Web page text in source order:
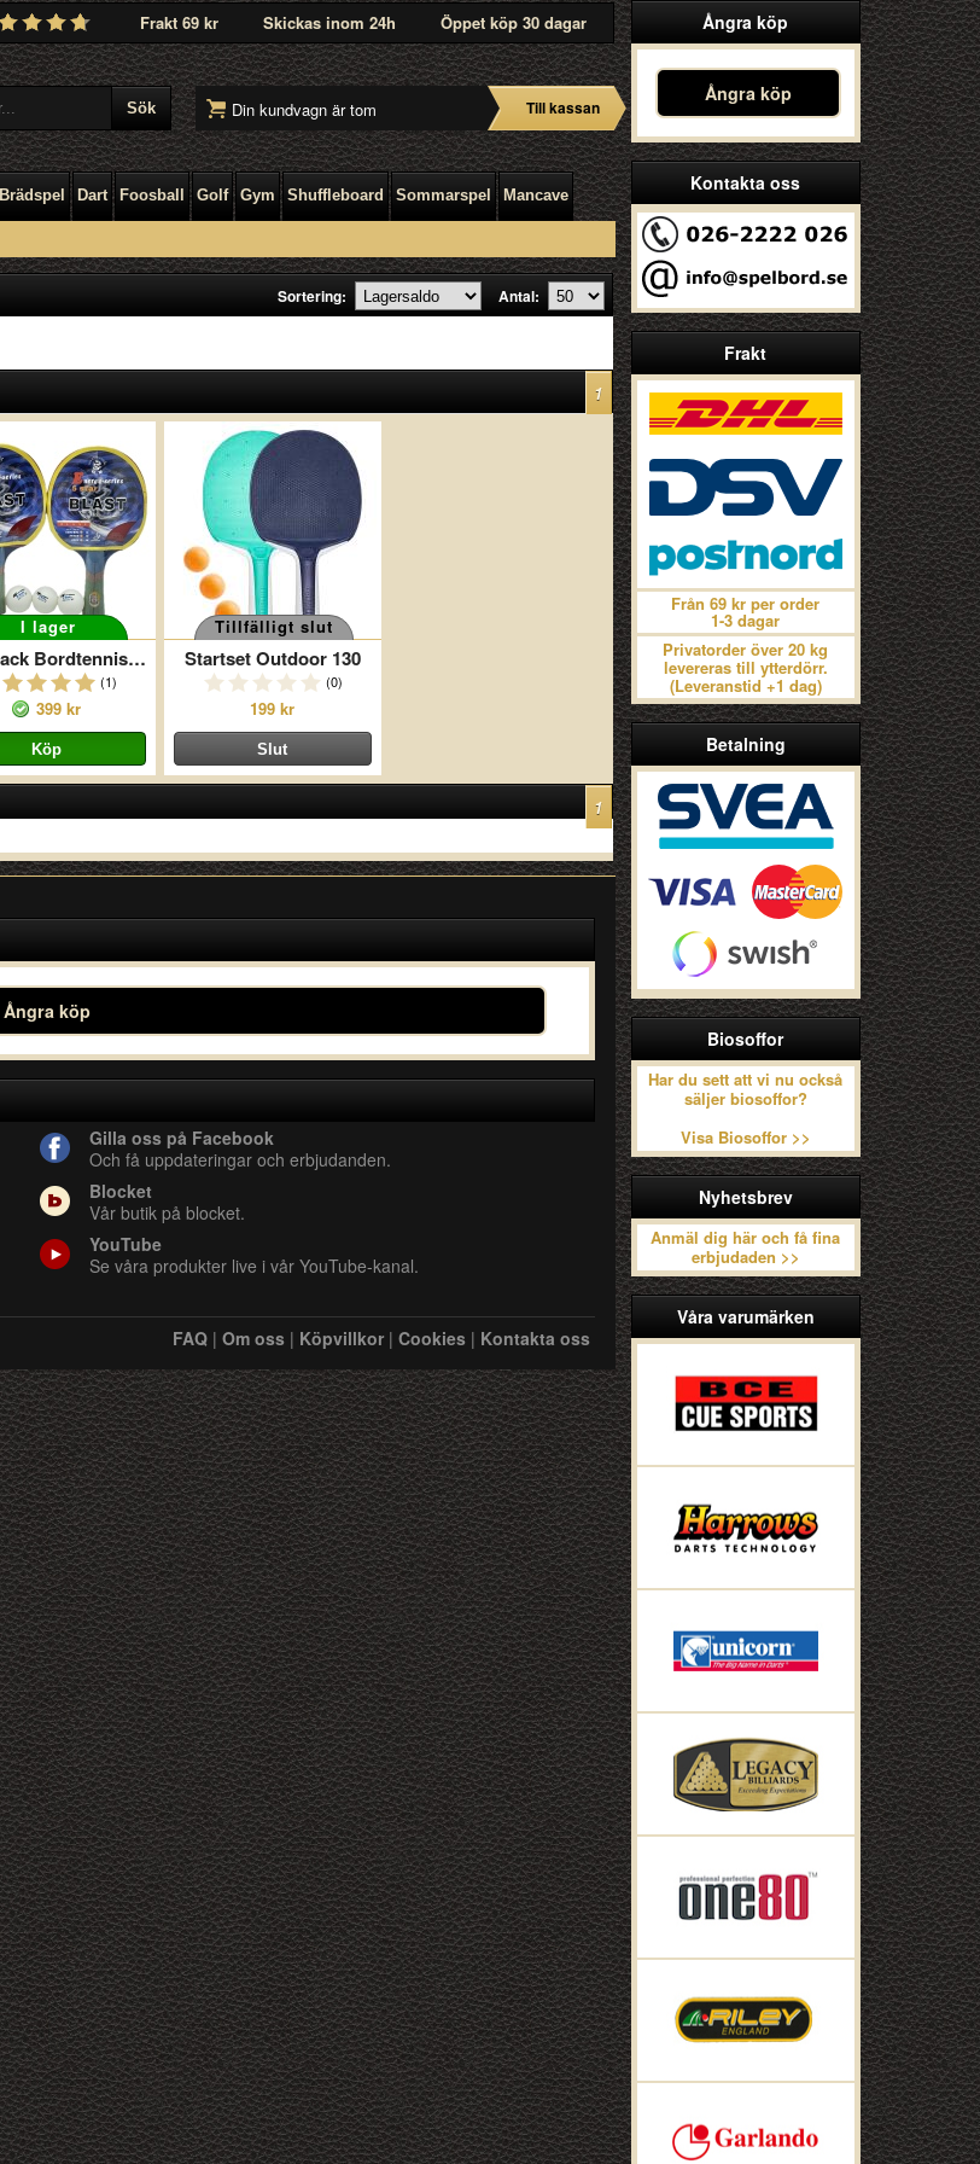
Frakt 69 kr Skickas inom 24h Öppet köp 30 dagar
Din kundvagn är tom Till kassan
Brädspel Dart Foosball Golf Gym Shuffleboard Sommarspel Mancave
Ångra köp
Ångra köp
Kontakta oss
Frakt
Från 69 kr per order
1-3 dagar
Privatorder över 20 kg
levereras till ytterdörr.
(Leveranstid +1 dag)
Betalning
Biosoffor
Har du sett att vi nu också
säljer biosoffor?
Visa Biosoffor >>
Nyhetsbrev
Anmäl dig här och få fina
erbjudaden >>
Våra varumärken
Sortering: Antal:
1
I lager
Startpack Bordtennis Pro - 2 Racketar + 3 Bollar
(1)
399 kr
Tillfälligt slut
Startset Outdoor 130
(0)
199 kr
1
Ångra köp
Gilla oss på Facebook
Och få uppdateringar och erbjudanden.
Blocket
Vår butik på blocket.
YouTube
Se våra produkter live i vår YouTube-kanal.
FAQ| Om oss| Köpvillkor| Cookies| Kontakta oss